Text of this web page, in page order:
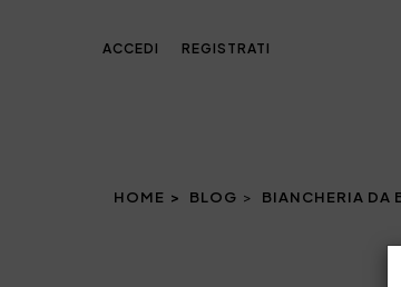
ACCEDI REGISTRATI
HOME BLOG BIANCHERIA DA